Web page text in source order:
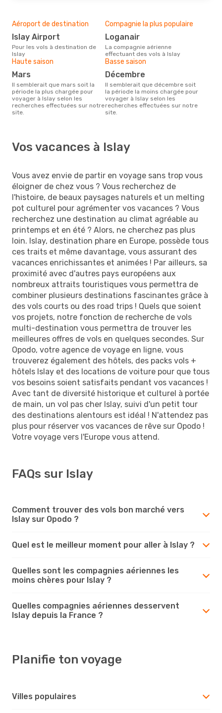
Aéroport de destination
Islay Airport
Pour les vols à destination de
Islay
Compagnie la plus populaire
Loganair
La compagnie aérienne
effectuant des vols à Islay
Haute saison
mars
Il semblerait que mars soit la
période la plus chargée pour
voyager à Islay selon les
recherches effectuées sur notre
site.
Basse saison
décembre
Il semblerait que décembre soit
la période la moins chargée pour
voyager à Islay selon les
recherches effectuées sur notre
site.
Vos vacances à Islay
Vous avez envie de partir en voyage sans trop vous
éloigner de chez vous ? Vous recherchez de
l'histoire, de beaux paysages naturels et un melting
pot culturel pour agrémenter vos vacances ? Vous
recherchez une destination au climat agréable au
printemps et en été ? Alors, ne cherchez pas plus
loin. Islay, destination phare en Europe, possède tous
ces traits et même davantage, vous assurant des
vacances enrichissantes et animées ! Par ailleurs, sa
proximité avec d'autres pays européens aux
nombreux attraits touristiques vous permettra de
combiner plusieurs destinations fascinantes grâce à
des vols courts ou des road trips ! Quels que soient
vos projets, notre fonction de recherche de vols
multi-destination vous permettra de trouver les
meilleures offres de vols en quelques secondes. Sur
Opodo, votre agence de voyage en ligne, vous
trouverez également des hôtels, des packs vols +
hôtels Islay et des locations de voiture pour que tous
vos besoins soient satisfaits pendant vos vacances !
Avec tant de diversité historique et culturel à portée
de main, un vol pas cher Islay, suivi d'un petit tour
des destinations alentours est idéal ! N'attendez pas
plus pour réserver vos vacances de rêve sur Opodo !
Votre voyage vers l'Europe vous attend.
FAQs sur Islay
Comment trouver des vols bon marché vers
Islay sur Opodo ?
Quel est le meilleur moment pour aller à Islay ?
Quelles sont les compagnies aériennes les
moins chères pour Islay ?
Quelles compagnies aériennes desservent
Islay depuis la France ?
Planifie ton voyage
Villes populaires